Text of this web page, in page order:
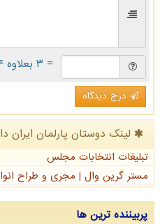
= ۳ بعلاوه ۴
درج دیدگاه
لینک دوستان پارلمان ایران
تبلیغات انتخابات مجلس
مستر گرین وال | مجری و طراح
پربیننده ترین ها